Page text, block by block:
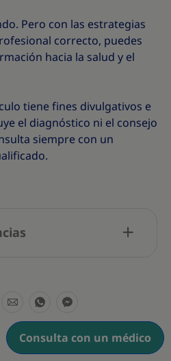
Pero con las estrategias
correcto, puedes
hacia la salud y el
tiene fines divulgativos e
el diagnóstico ni el consejo
siempre con un
S
h
S
h
a
S
h
a
Consulta con un médico